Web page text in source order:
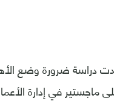
دراسة ضرورة وضع